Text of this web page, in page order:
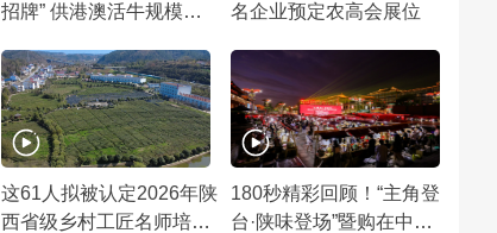
招牌” 供港澳活牛规模居
名企业预定农高会展位
这61人拟被认定2026年陕
西省级乡村工匠名师培育
180秒精彩回顾！“主角登
台·陕味登场”暨购在中国·